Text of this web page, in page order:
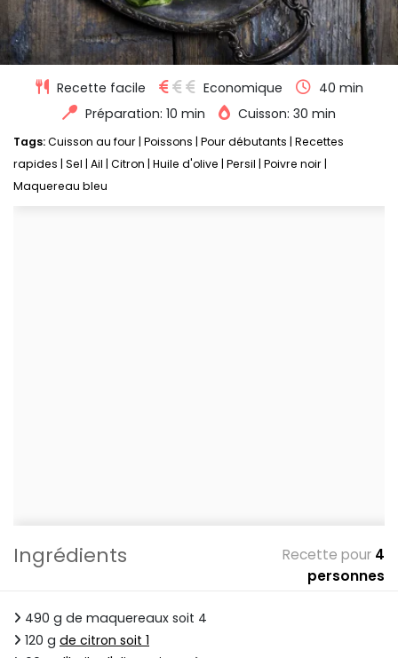
Recette facile Economique
40 min
Préparation: 10 min
Cuisson: 30 min
Tags:Cuisson au four Poissons Pour débutants Recettes
rapides Sel Ail Citron Huile d'olive Persil Poivre noir
Maquereau bleu
Ingrédients Recette pour 4
personnes
490 g de maquereaux soit 4
120 g de citron soit 1